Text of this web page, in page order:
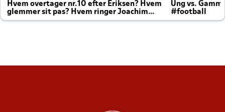
Hvem overtager nr.10 efter Eriksen? Hvem
glemmer sit pas? Hvem ringer Joachim
altid til efter kampe?
Ung vs.
#football